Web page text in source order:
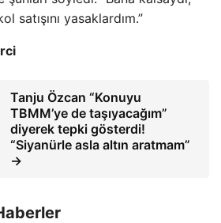
satışını yasaklardım.”
Tanju Özcan “Konuyu
TBMM’ye de taşıyacağım”
diyerek tepki gösterdi!
“Siyanürle asla altın aratmam”
→